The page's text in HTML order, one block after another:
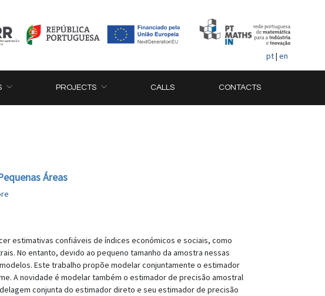
pt| en
PROJECTS CALLS CONTACTS
Áreas
estimativas confiáveis de índices económicos e sociais, como
No entanto, devido ao pequeno tamanho da amostra nessas
Este trabalho propõe modelar conjuntamente o estimador
A novidade é modelar também o estimador de precisão amostral
conjunta do estimador direto e seu estimador de precisão